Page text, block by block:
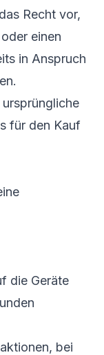
Recht vor,
einen
in Anspruch
für den Kauf
die Geräte
bei